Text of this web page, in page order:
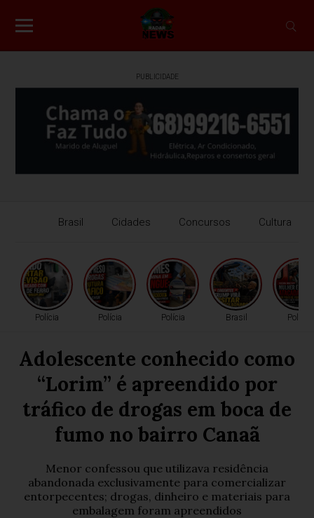
PUBLICIDADE
Brasil Cidades Concursos Cultura
Polícia Polícia Polícia Brasil Polícia
Adolescente conhecido como
“Lorim” é apreendido por
tráfico de drogas em boca de
fumo no bairro Canaã
Menor confessou que utilizava residência
abandonada exclusivamente para comercializar
entorpecentes; drogas, dinheiro e materiais para
embalagem foram apreendidos